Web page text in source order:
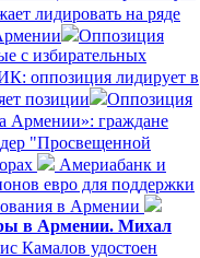
лидировать на ряде
Оппозиция
с избирательных
оппозиция лидирует в
позиции
Оппозиция
Армении»: граждане
"Просвещенной
Америабанк и
евро для поддержки
в Армении
в Армении. Михал
Камалов удостоен